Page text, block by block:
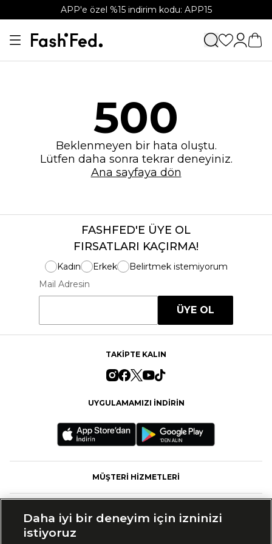
APP'e özel %15 indirim kodu: APP15
500
Beklenmeyen bir hata oluştu.
Lütfen daha sonra tekrar deneyiniz.
Ana sayfaya dön
FASHFED'E ÜYE OL
FIRSATLARI KAÇIRMA!
Kadın Erkek
Belirtmek istemiyorum
Mail Adresin
ÜYE OL
TAKİPTE KALIN
UYGULAMAMIZI İNDİRİN
MÜŞTERİ HİZMETLERİ
Daha iyi bir deneyim için izninizi
istiyoruz